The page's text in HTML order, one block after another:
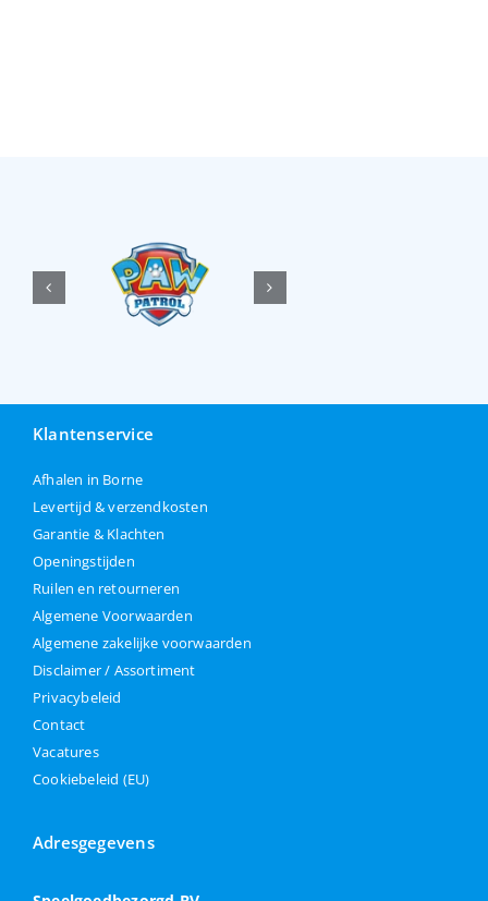
Klantenservice
Afhalen in Borne
Levertijd & verzendkosten
Garantie & Klachten
Openingstijden
Ruilen en retourneren
Algemene Voorwaarden
Algemene zakelijke voorwaarden
Disclaimer / Assortiment
Privacybeleid
Contact
Vacatures
Cookiebeleid (EU)
Adresgegevens